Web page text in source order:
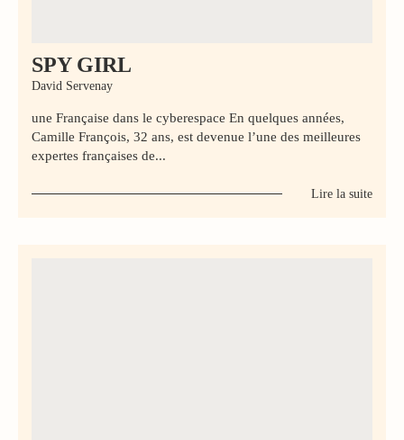
SPY GIRL
David Servenay
une Française dans le cyberespace En quelques années,
Camille François, 32 ans, est devenue l’une des meilleures
expertes françaises de...
Lire la suite